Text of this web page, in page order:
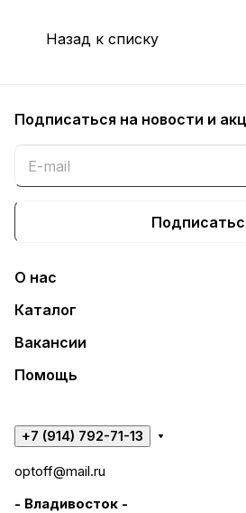
Назад к списку
Подписаться на новости и
О нас
Каталог
Вакансии
Помощь
+7 (914) 792-71-13
optoff@mail.ru
- Владивосток -